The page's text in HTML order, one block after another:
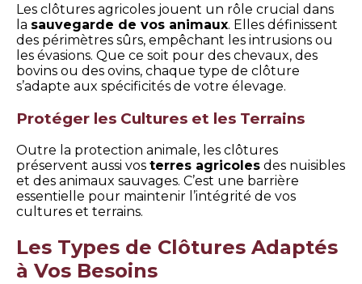
Les clôtures agricoles jouent un rôle crucial dans
la sauvegarde de vos animaux. Elles définissent
des périmètres sûrs, empêchant les intrusions ou
les évasions. Que ce soit pour des chevaux, des
bovins ou des ovins, chaque type de clôture
s’adapte aux spécificités de votre élevage.
Protéger les Cultures et les Terrains
Outre la protection animale, les clôtures
préservent aussi vos terres agricoles des nuisibles
et des animaux sauvages. C’est une barrière
essentielle pour maintenir l’intégrité de vos
cultures et terrains.
Les Types de Clôtures Adaptés
à Vos Besoins